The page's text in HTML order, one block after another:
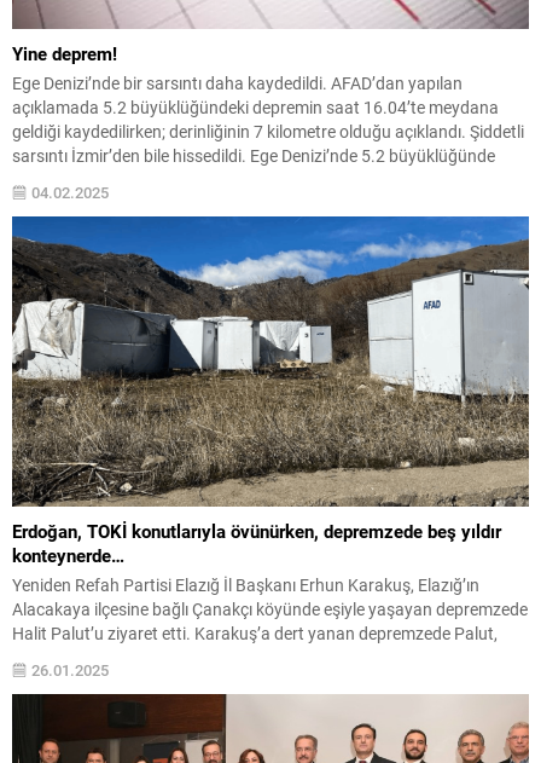
Yine deprem!
Ege Denizi’nde bir sarsıntı daha kaydedildi. AFAD’dan yapılan
açıklamada 5.2 büyüklüğündeki depremin saat 16.04’te meydana
geldiği kaydedilirken; derinliğinin 7 kilometre olduğu açıklandı. Şiddetli
sarsıntı İzmir’den bile hissedildi. Ege Denizi’nde 5.2 büyüklüğünde
16.04’te meydana geldiği kaydedilirken; derinliğinin 7 kilometre
04.02.2025
Erdoğan, TOKİ konutlarıyla övünürken, depremzede beş yıldır
konteynerde…
Yeniden Refah Partisi Elazığ İl Başkanı Erhun Karakuş, Elazığ’ın
Alacakaya ilçesine bağlı Çanakçı köyünde eşiyle yaşayan depremzede
Halit Palut’u ziyaret etti. Karakuş’a dert yanan depremzede Palut,
2020 Sivrice merkezli depremde evinin yıkılması sonrasında beş yıldır
konteynerde yaşadığını tüm müracaatlarına rağmen elektrik ve suyu
çekemediklerini, köy muhtarının sayesinde hayvanlar için sadece...
26.01.2025